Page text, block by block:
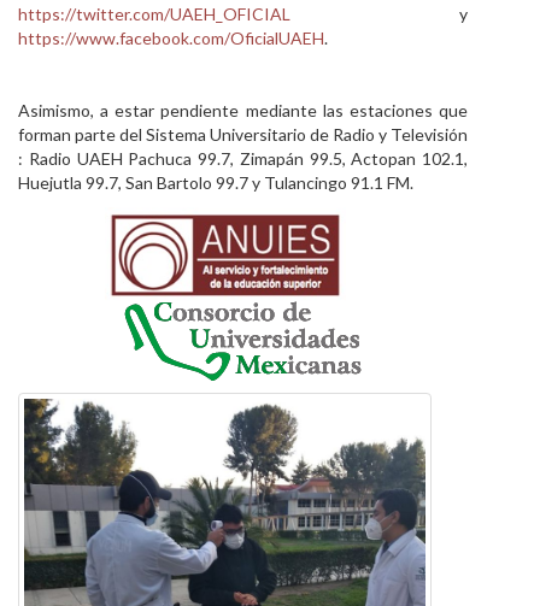
https://twitter.com/UAEH_OFICIAL
y
https://www.facebook.com/OficialUAEH.
Asimismo, a estar pendiente mediante las estaciones que
forman parte del Sistema Universitario de Radio y Televisión
: Radio UAEH Pachuca 99.7, Zimapán 99.5, Actopan 102.1,
Huejutla 99.7, San Bartolo 99.7 y Tulancingo 91.1 FM.